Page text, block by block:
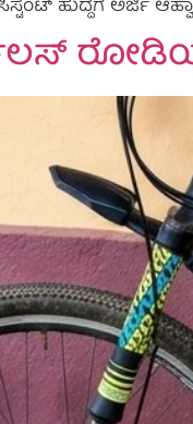
ಹುದ್ದೆಗೆ ಅರ್ಜಿ